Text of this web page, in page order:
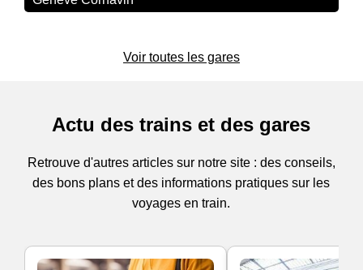
Voir toutes les gares
Actu des trains et des gares
Retrouve d'autres articles sur notre site : des conseils,
des bons plans et des informations pratiques sur les
voyages en train.